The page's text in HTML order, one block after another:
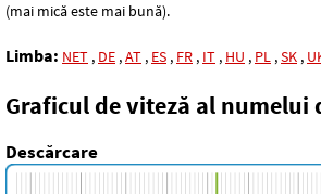
(mai mică este mai bună).
Limba: NET , DE ,AT , ES , FR , IT , HU , PL ,SK ,
Graficul de viteză al numelui
Descărcare